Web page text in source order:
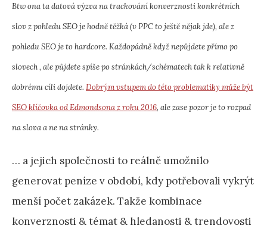
Btw ona ta datová výzva na trackování konverznosti konkrétních
slov z pohledu SEO je hodně těžká (v PPC to ještě nějak jde), ale z
pohledu SEO je to hardcore. Každopádně když nepůjdete přímo po
slovech , ale půjdete spíše po stránkách/schématech tak k relativně
dobrému cíli dojdete. Dobrým vstupem do této problematiky může být
SEO klíčovka od Edmondsona z roku 2016, ale zase pozor je to rozpad
na slova a ne na stránky.
… a jejich společnosti to reálně umožnilo
generovat peníze v období, kdy potřebovali vykrýt
menší počet zakázek. Takže kombinace
konverznosti & témat & hledanosti & trendovosti